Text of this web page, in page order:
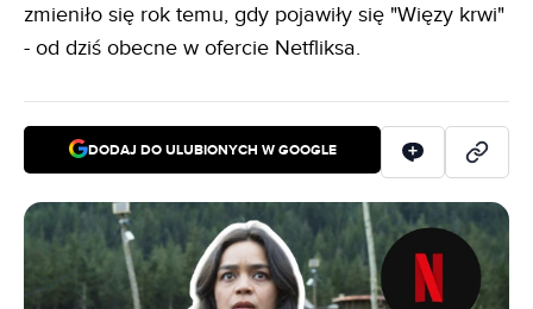
zmieniło się rok temu, gdy pojawiły się "Więzy krwi"
- od dziś obecne w ofercie Netfliksa.
DODAJ DO ULUBIONYCH W GOOGLE